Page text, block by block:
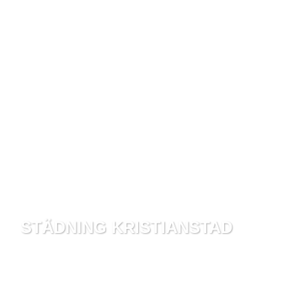
STÄDNING KRISTIANSTAD